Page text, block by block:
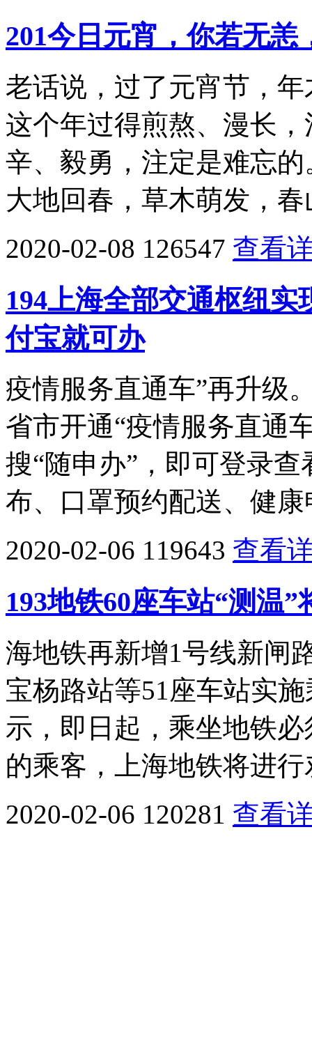
201今日元宵，你若无恙
老话说，过了元宵节，
这个年过得煎熬、漫长
辛、毅勇，注定是难忘
大地回春，草木萌发，
2020-02-08 126547 查看
194上海全部交通枢纽
付宝就可办
疫情服务直通车”再升级
省市开通“疫情服务直通
搜“随申办”，即可登录
布、口罩预约配送、健
2020-02-06 119643 查看
193地铁60座车站“测温
海地铁再新增1号线新闸
宝杨路站等51座车站实
示，即日起，乘坐地铁
的乘客，上海地铁将进行
2020-02-06 120281 查看